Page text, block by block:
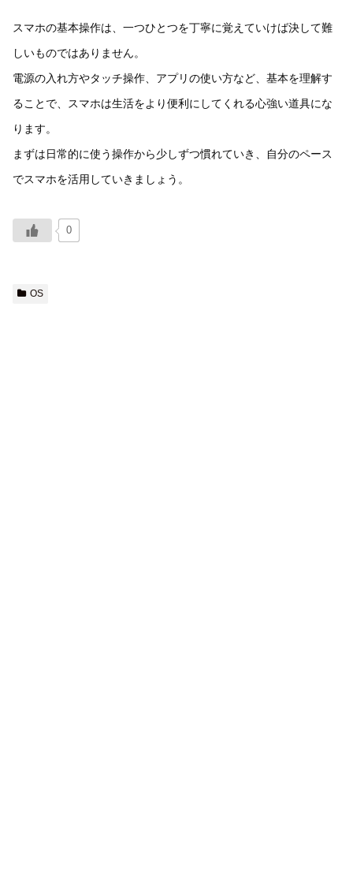
スマホの基本操作は、一つひとつを丁寧に覚えていけば決して難
しいものではありません。
電源の入れ方やタッチ操作、アプリの使い方など、基本を理解す
ることで、スマホは生活をより便利にしてくれる心強い道具にな
ります。
まずは日常的に使う操作から少しずつ慣れていき、自分のペース
でスマホを活用していきましょう。
0
OS